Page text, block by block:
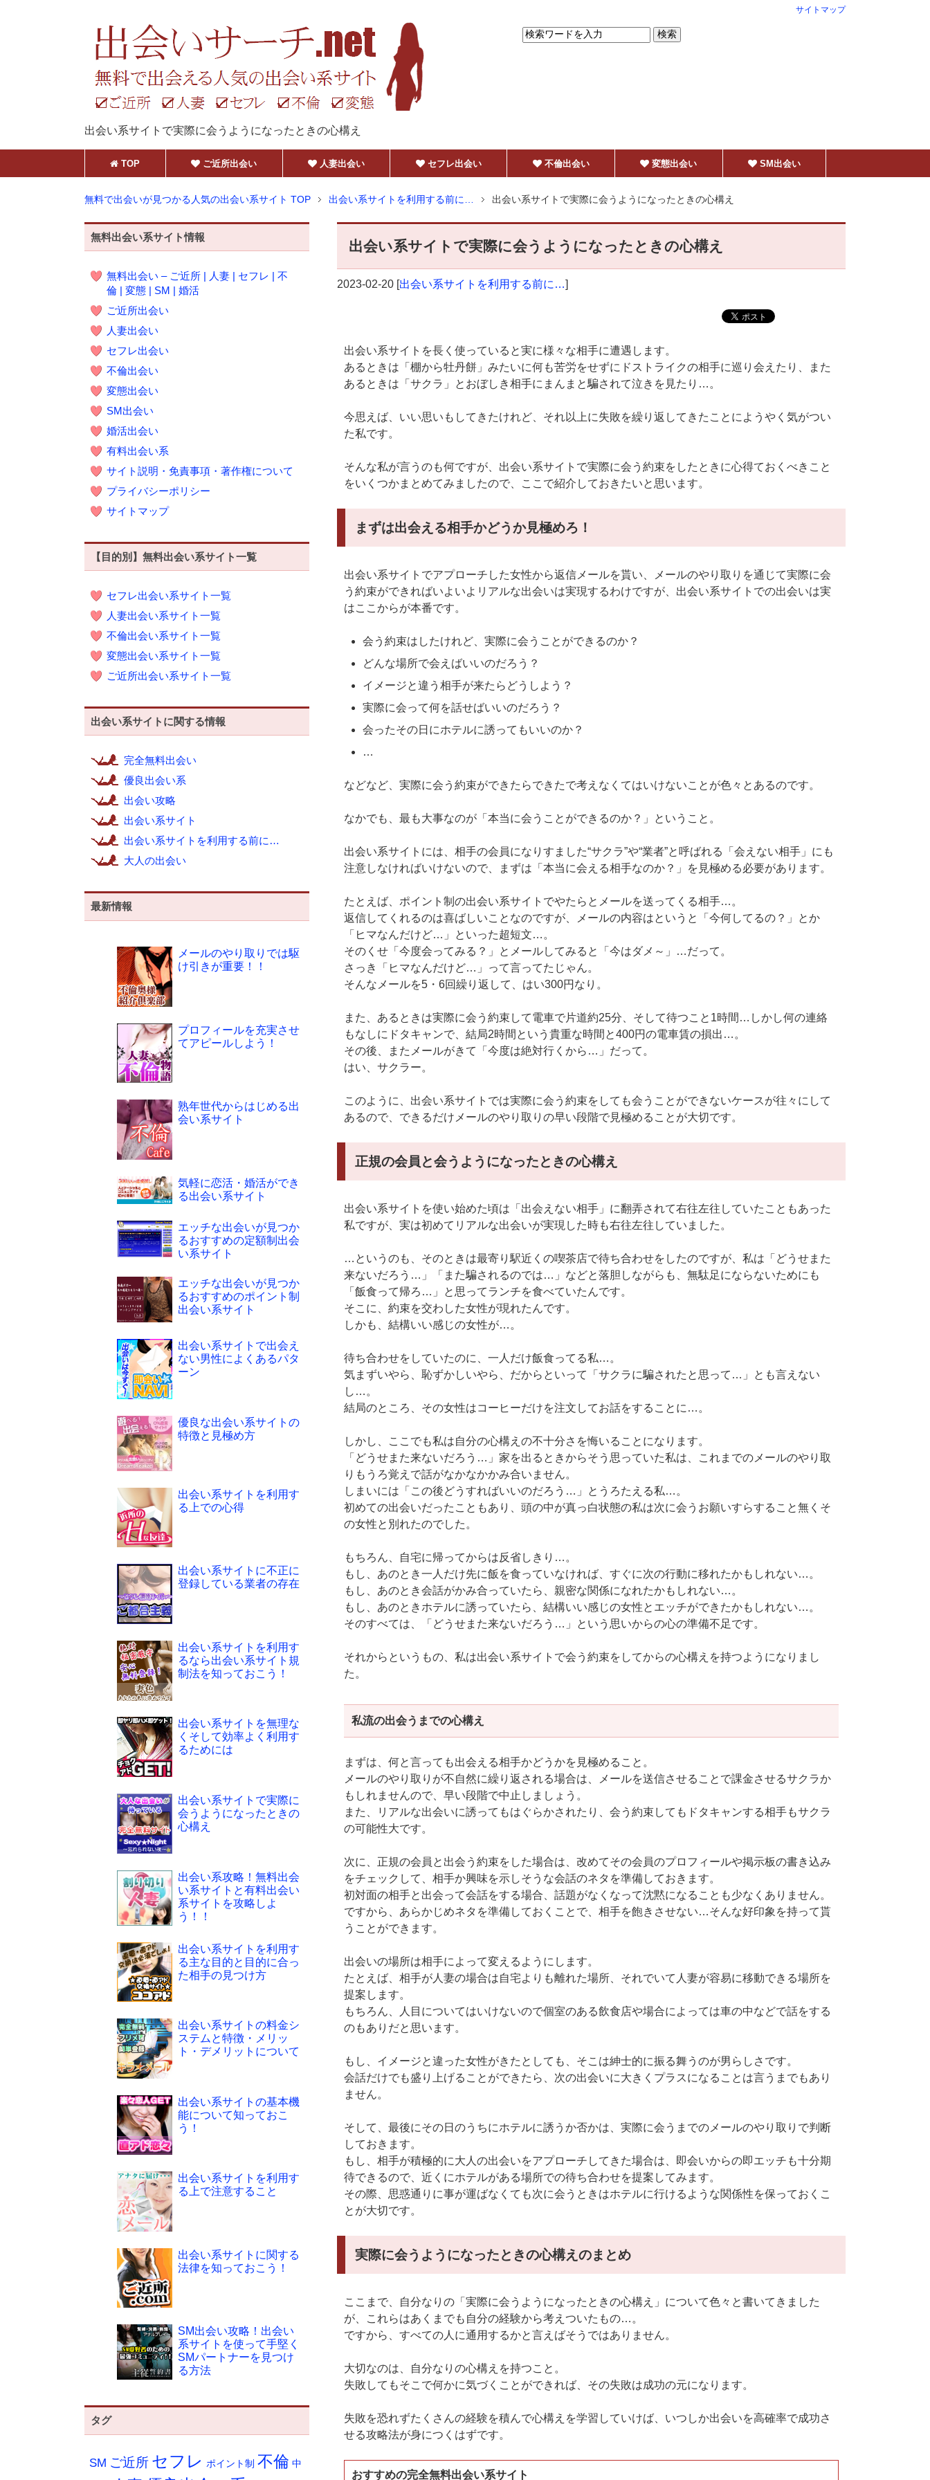
出会い系サイトで実際に会うようになったときの心構え
TOP ご近所出会い 人妻出会い セフレ出会い 不倫出会い 変態出会い SM出会い
無料で出会いが見つかる人気の出会い系サイト TOP 出会い系サイトを利用する前に… 出会い系サイトで実際に会うようになったときの心構え
出会い系サイトで実際に会うようになったときの心構え
2023-02-20 出会い系サイトを利用する前に…
出会い系サイトを長く使っていると実に様々な相手に遭遇します。
あるときは「棚から牡丹餅」みたいに何も苦労をせずにドストライクの相手に巡り会えたり、また
あるときは「サクラ」とおぼしき相手にまんまと騙されて泣きを見たり…。
今思えば、いい思いもしてきたけれど、それ以上に失敗を繰り返してきたことにようやく気がつい
た私です。
そんな私が言うのも何ですが、出会い系サイトで実際に会う約束をしたときに心得ておくべきこと
をいくつかまとめてみましたので、ここで紹介しておきたいと思います。
まずは出会える相手かどうか見極めろ！
出会い系サイトでアプローチした女性から返信メールを貰い、メールのやり取りを通じて実際に会
う約束ができればいよいよリアルな出会いは実現するわけですが、出会い系サイトでの出会いは実
はここからが本番です。
会う約束はしたけれど、実際に会うことができるのか？
どんな場所で会えばいいのだろう？
イメージと違う相手が来たらどうしよう？
実際に会って何を話せばいいのだろう？
会ったその日にホテルに誘ってもいいのか？
…
などなど、実際に会う約束ができたらできたで考えなくてはいけないことが色々とあるのです。
なかでも、最も大事なのが「本当に会うことができるのか？」ということ。
出会い系サイトには、相手の会員になりすました“サクラ”や“業者”と呼ばれる「会えない相手」にも
注意しなければいけないので、まずは「本当に会える相手なのか？」を見極める必要があります。
たとえば、ポイント制の出会い系サイトでやたらとメールを送ってくる相手…。
返信してくれるのは喜ばしいことなのですが、メールの内容はというと「今何してるの？」とか
「ヒマなんだけど…」といった超短文…。
そのくせ「今度会ってみる？」とメールしてみると「今はダメ～」…だって。
さっき「ヒマなんだけど…」って言ってたじゃん。
そんなメールを5・6回繰り返して、はい300円なり。
また、あるときは実際に会う約束して電車で片道約25分、そして待つこと1時間…しかし何の連絡
もなしにドタキャンで、結局2時間という貴重な時間と400円の電車賃の損出…。
その後、またメールがきて「今度は絶対行くから…」だって。
はい、サクラー。
このように、出会い系サイトでは実際に会う約束をしても会うことができないケースが往々にして
あるので、できるだけメールのやり取りの早い段階で見極めることが大切です。
正規の会員と会うようになったときの心構え
出会い系サイトを使い始めた頃は「出会えない相手」に翻弄されて右往左往していたこともあった
私ですが、実は初めてリアルな出会いが実現した時も右往左往していました。
…というのも、そのときは最寄り駅近くの喫茶店で待ち合わせをしたのですが、私は「どうせまた
来ないだろう…」「また騙されるのでは…」などと落胆しながらも、無駄足にならないためにも
「飯食って帰ろ…」と思ってランチを食べていたんです。
そこに、約束を交わした女性が現れたんです。
しかも、結構いい感じの女性が…。
待ち合わせをしていたのに、一人だけ飯食ってる私…。
気まずいやら、恥ずかしいやら、だからといって「サクラに騙されたと思って…」とも言えない
し…。
結局のところ、その女性はコーヒーだけを注文してお話をすることに…。
しかし、ここでも私は自分の心構えの不十分さを悔いることになります。
「どうせまた来ないだろう…」家を出るときからそう思っていた私は、これまでのメールのやり取
りもうろ覚えで話がなかなかかみ合いません。
しまいには「この後どうすればいいのだろう…」とうろたえる私…。
初めての出会いだったこともあり、頭の中が真っ白状態の私は次に会うお願いすらすること無くそ
の女性と別れたのでした。
もちろん、自宅に帰ってからは反省しきり…。
もし、あのとき一人だけ先に飯を食っていなければ、すぐに次の行動に移れたかもしれない…。
もし、あのとき会話がかみ合っていたら、親密な関係になれたかもしれない…。
もし、あのときホテルに誘っていたら、結構いい感じの女性とエッチができたかもしれない…。
そのすべては、「どうせまた来ないだろう…」という思いからの心の準備不足です。
それからというもの、私は出会い系サイトで会う約束をしてからの心構えを持つようになりまし
た。
私流の出会うまでの心構え
まずは、何と言っても出会える相手かどうかを見極めること。
メールのやり取りが不自然に繰り返される場合は、メールを送信させることで課金させるサクラか
もしれませんので、早い段階で中止しましょう。
また、リアルな出会いに誘ってもはぐらかされたり、会う約束してもドタキャンする相手もサクラ
の可能性大です。
次に、正規の会員と出会う約束をした場合は、改めてその会員のプロフィールや掲示板の書き込み
をチェックして、相手か興味を示しそうな会話のネタを準備しておきます。
初対面の相手と出会って会話をする場合、話題がなくなって沈黙になることも少なくありません。
ですから、あらかじめネタを準備しておくことで、相手を飽きさせない…そんな好印象を持って貰
うことができます。
出会いの場所は相手によって変えるようにします。
たとえば、相手が人妻の場合は自宅よりも離れた場所、それでいて人妻が容易に移動できる場所を
提案します。
もちろん、人目についてはいけないので個室のある飲食店や場合によっては車の中などで話をする
のもありだと思います。
もし、イメージと違った女性がきたとしても、そこは紳士的に振る舞うのが男らしさです。
会話だけでも盛り上げることができたら、次の出会いに大きくプラスになることは言うまでもあり
ません。
そして、最後にその日のうちにホテルに誘うか否かは、実際に会うまでのメールのやり取りで判断
しておきます。
もし、相手が積極的に大人の出会いをアプローチしてきた場合は、即会いからの即エッチも十分期
待できるので、近くにホテルがある場所での待ち合わせを提案してみます。
その際、思惑通りに事が運ばなくても次に会うときはホテルに行けるような関係性を保っておくこ
とが大切です。
実際に会うようになったときの心構えのまとめ
ここまで、自分なりの「実際に会うようになったときの心構え」について色々と書いてきました
が、これらはあくまでも自分の経験から考えついたもの…。
ですから、すべての人に通用するかと言えばそうではありません。
大切なのは、自分なりの心構えを持つこと。
失敗してもそこで何かに気づくことができれば、その失敗は成功の元になります。
失敗を恐れずたくさんの経験を積んで心構えを学習していけば、いつしか出会いを高確率で成功さ
せる攻略法が身につくはずです。
おすすめの完全無料出会い系サイト
無料出会い系サイト情報
無料出会い – ご近所 | 人妻 | セフレ | 不
倫 | 変態 | SM | 婚活
ご近所出会い
人妻出会い
セフレ出会い
不倫出会い
変態出会い
SM出会い
婚活出会い
有料出会い系
サイト説明・免責事項・著作権について
プライバシーポリシー
サイトマップ
【目的別】無料出会い系サイト一覧
セフレ出会い系サイト一覧
人妻出会い系サイト一覧
不倫出会い系サイト一覧
変態出会い系サイト一覧
ご近所出会い系サイト一覧
出会い系サイトに関する情報
完全無料出会い
優良出会い系
出会い攻略
出会い系サイト
出会い系サイトを利用する前に…
大人の出会い
最新情報
メールのやり取りでは駆
け引きが重要！！
プロフィールを充実させ
てアピールしよう！
熟年世代からはじめる出
会い系サイト
気軽に恋活・婚活ができ
る出会い系サイト
エッチな出会いが見つか
るおすすめの定額制出会
い系サイト
エッチな出会いが見つか
るおすすめのポイント制
出会い系サイト
出会い系サイトで出会え
ない男性によくあるパタ
ーン
優良な出会い系サイトの
特徴と見極め方
出会い系サイトを利用す
る上での心得
出会い系サイトに不正に
登録している業者の存在
出会い系サイトを利用す
るなら出会い系サイト規
制法を知っておこう！
出会い系サイトを無理な
くそして効率よく利用す
るためには
出会い系サイトで実際に
会うようになったときの
心構え
出会い系攻略！無料出会
い系サイトと有料出会い
系サイトを攻略しよ
う！！
出会い系サイトを利用す
る主な目的と目的に合っ
た相手の見つけ方
出会い系サイトの料金シ
ステムと特徴・メリッ
ト・デメリットについて
出会い系サイトの基本機
能について知っておこ
う！
出会い系サイトを利用す
る上で注意すること
出会い系サイトに関する
法律を知っておこう！
SM出会い攻略！出会い
系サイトを使って手堅く
SMパートナーを見つけ
る方法
タグ
SM ご近所 セフレ ポイント制 不倫 中
サイトマップ